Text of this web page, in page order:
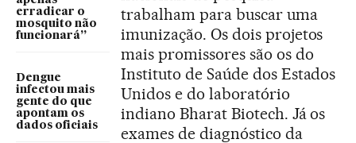
erradicar o
mosquito não
funcionará”
Dengue
infectou mais
gente do que
apontam os
dados oficiais
trabalham para buscar uma
imunização. Os dois projetos
mais promissores são os do
Instituto de Saúde dos Estados
Unidos e do laboratório
indiano Bharat Biotech. Já os
exames de diagnóstico da